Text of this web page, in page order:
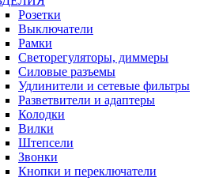
Розетки
Выключатели
Рамки
Светорегуляторы, диммеры
Силовые разъемы
Удлинители и сетевые фильтры
Разветвители и адаптеры
Колодки
Вилки
Штепсели
Звонки
Кнопки и переключатели